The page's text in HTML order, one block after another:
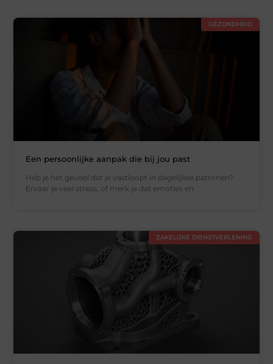
GEZONDHEID
Een persoonlijke aanpak die bij jou past
Heb je het gevoel dat je vastloopt in dagelijkse patronen?
Ervaar je veel stress, of merk je dat emoties en
ZAKELIJKE DIENSTVERLENING